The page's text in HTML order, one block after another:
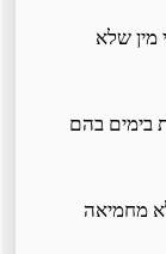
שלא
בימים בהם
מחמיאה